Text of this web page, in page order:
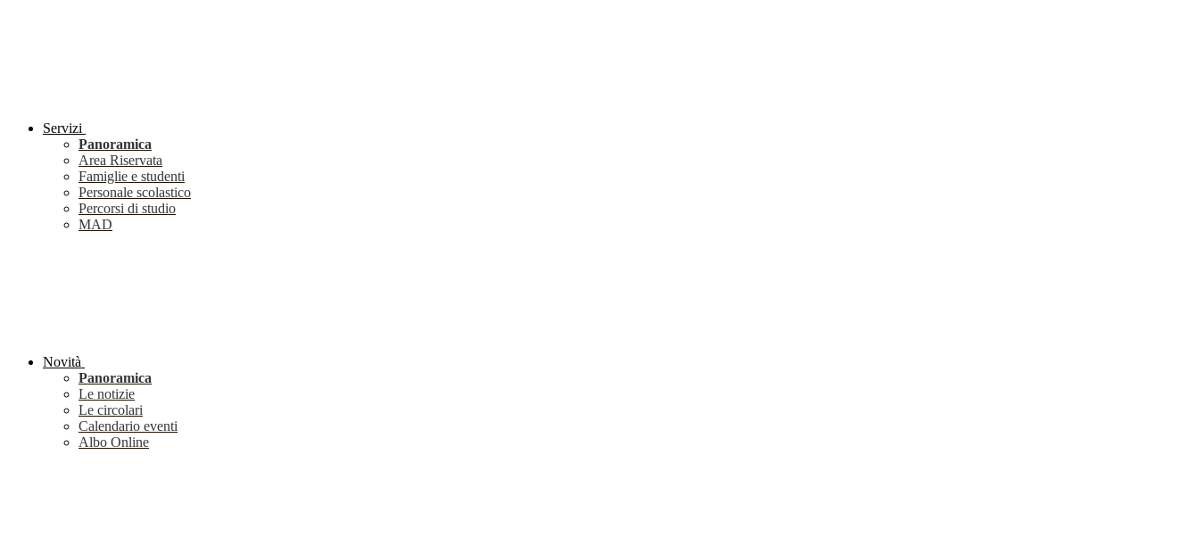
Servizi
Panoramica
Area Riservata
Famiglie e studenti
Personale scolastico
Percorsi di studio
MAD
Novità
Panoramica
Le notizie
Le circolari
Calendario eventi
Albo Online